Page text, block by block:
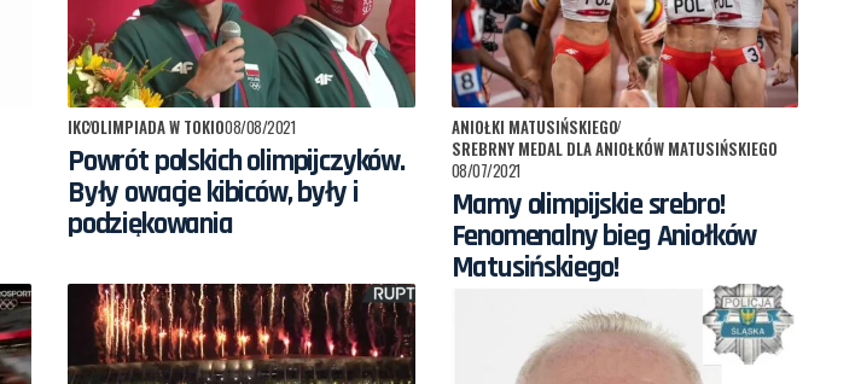
IKCOLIMPIADA W TOKIO08/08/2021
Powrót polskich olimpijczyków.
Były owacje kibiców, były i
podziękowania
ANIOŁKI MATUSIŃSKIEGO
SREBRNY MEDAL DLA ANIOŁKÓW MATUSIŃSKIEGO
08/07/2021
Mamy olimpijskie srebro!
Fenomenalny bieg Aniołków
Matusińskiego!